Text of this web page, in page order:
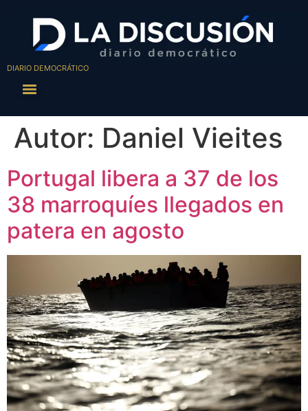
DIARIO DEMOCRÁTICO
Autor: Daniel Vieites
Portugal libera a 37 de los
38 marroquíes llegados en
patera en agosto